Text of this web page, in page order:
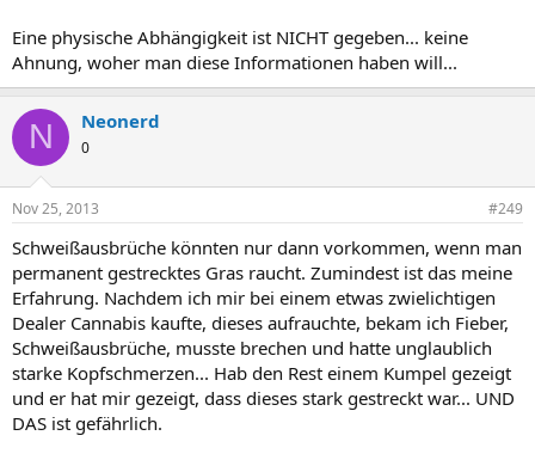
Eine physische Abhängigkeit ist NICHT gegeben... keine
Ahnung, woher man diese Informationen haben will...
N Neonerd
0
Nov 25, 2013 #249
Schweißausbrüche könnten nur dann vorkommen, wenn man
permanent gestrecktes Gras raucht. Zumindest ist das meine
Erfahrung. Nachdem ich mir bei einem etwas zwielichtigen
Dealer Cannabis kaufte, dieses aufrauchte, bekam ich Fieber,
Schweißausbrüche, musste brechen und hatte unglaublich
starke Kopfschmerzen... Hab den Rest einem Kumpel gezeigt
und er hat mir gezeigt, dass dieses stark gestreckt war... UND
DAS ist gefährlich.